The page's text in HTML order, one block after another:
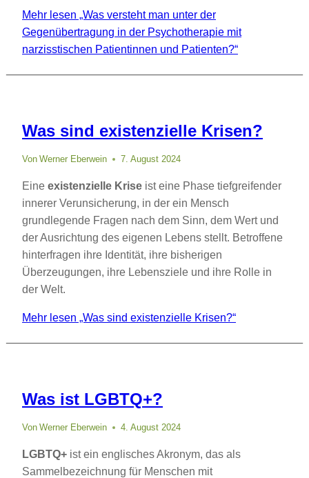
Mehr lesen „Was versteht man unter der
Gegenübertragung in der Psychotherapie mit
narzisstischen Patientinnen und Patienten?“
Was sind existenzielle Krisen?
Von Werner Eberwein 7. August 2024
Eine existenzielle Krise ist eine Phase tiefgreifender
innerer Verunsicherung, in der ein Mensch
grundlegende Fragen nach dem Sinn, dem Wert und
der Ausrichtung des eigenen Lebens stellt. Betroffene
hinterfragen ihre Identität, ihre bisherigen
Überzeugungen, ihre Lebensziele und ihre Rolle in
der Welt.
Mehr lesen „Was sind existenzielle Krisen?“
Was ist LGBTQ+?
Von Werner Eberwein 4. August 2024
LGBTQ+ ist ein englisches Akronym, das als
Sammelbezeichnung für Menschen mit